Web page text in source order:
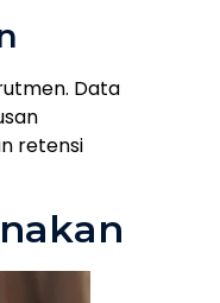
Data
retensi